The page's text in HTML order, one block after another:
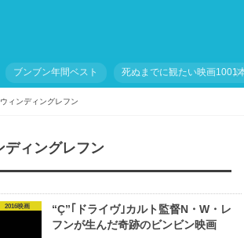
ブンブン年間ベスト 死ぬまでに観たい映画1001
ィンディングレフン
ディングレフン
2016映画
“Ç”｢ドライヴ｣カルト監督N・W・レ
フンが生んだ奇跡のビンビン映画